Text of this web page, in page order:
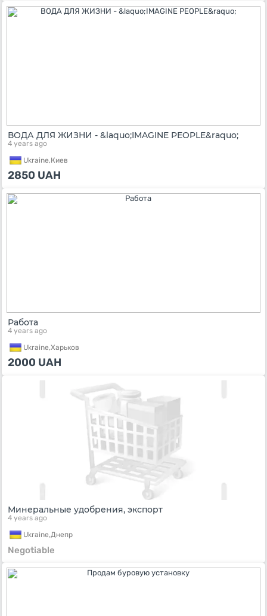
ВОДА ДЛЯ ЖИЗНИ - &laquo;IMAGINE PEOPLE&raquo;
4 years ago
Ukraine,Киев
2850 UAH
Работа
4 years ago
Ukraine,Харьков
2000 UAH
Минеральные удобрения, экспорт
4 years ago
Ukraine,Днепр
Negotiable